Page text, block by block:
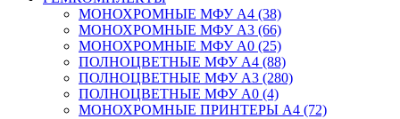
МОНОХРОМНЫЕ МФУ А4 (38)
МОНОХРОМНЫЕ МФУ А3 (66)
МОНОХРОМНЫЕ МФУ А0 (25)
ПОЛНОЦВЕТНЫЕ МФУ А4 (88)
ПОЛНОЦВЕТНЫЕ МФУ А3 (280)
ПОЛНОЦВЕТНЫЕ МФУ А0 (4)
МОНОХРОМНЫЕ ПРИНТЕРЫ А4 (72)